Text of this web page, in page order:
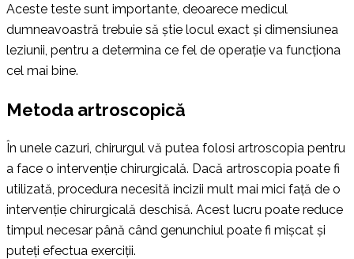
Aceste teste sunt importante, deoarece medicul
dumneavoastră trebuie să știe locul exact și dimensiunea
leziunii, pentru a determina ce fel de operație va funcționa
cel mai bine.
Metoda artroscopică
În unele cazuri, chirurgul vă putea folosi artroscopia pentru
a face o intervenție chirurgicală. Dacă artroscopia poate fi
utilizată, procedura necesită incizii mult mai mici față de o
intervenție chirurgicală deschisă. Acest lucru poate reduce
timpul necesar până când genunchiul poate fi mișcat și
puteți efectua exerciții.